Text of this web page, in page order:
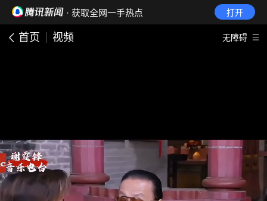
· 获取全网一手热点 打开
首页 视频 无障碍